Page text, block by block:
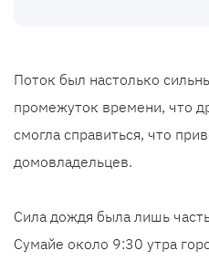
Поток был настолько
промежуток времени, что
смогла справиться, что
домовладельцев.
Сила дождя была лишь
Сумайе около 9:30 утра